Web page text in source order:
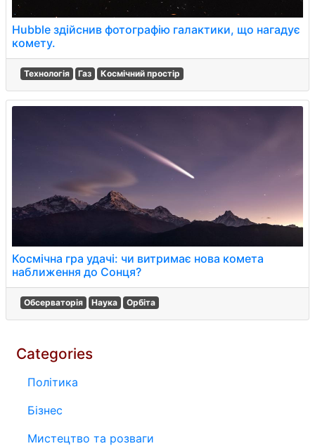
Hubble здійснив фотографію галактики, що нагадує
комету.
Технологія Газ Космічний простір
Космічна гра удачі: чи витримає нова комета
наближення до Сонця?
Обсерваторія Наука Орбіта
Categories
Політика
Бізнес
Мистецтво та розваги